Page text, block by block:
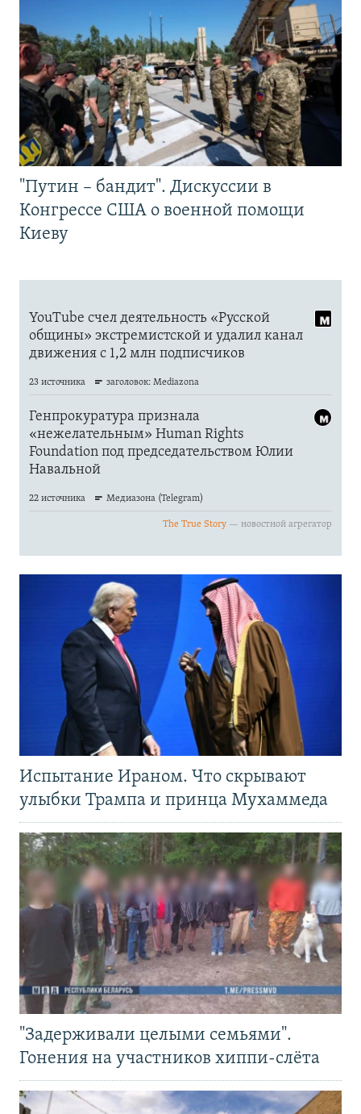
"Путин – бандит". Дискуссии в
Конгрессе США о военной помощи
Киеву
Испытание Ираном. Что скрывают
улыбки Трампа и принца Мухаммеда
"Задерживали целыми семьями".
Гонения на участников хиппи-слёта